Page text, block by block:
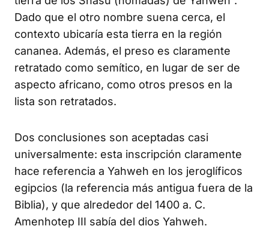
Dado que el otro nombre suena cerca, el
contexto ubicaría esta tierra en la región
cananea. Además, el preso es claramente
retratado como semítico, en lugar de ser de
aspecto africano, como otros presos en la
lista son retratados.
Dos conclusiones son aceptadas casi
universalmente: esta inscripción claramente
hace referencia a Yahweh en los jeroglíficos
egipcios (la referencia más antigua fuera de la
Biblia), y que alrededor del 1400 a. C.
Amenhotep III sabía del dios Yahweh.